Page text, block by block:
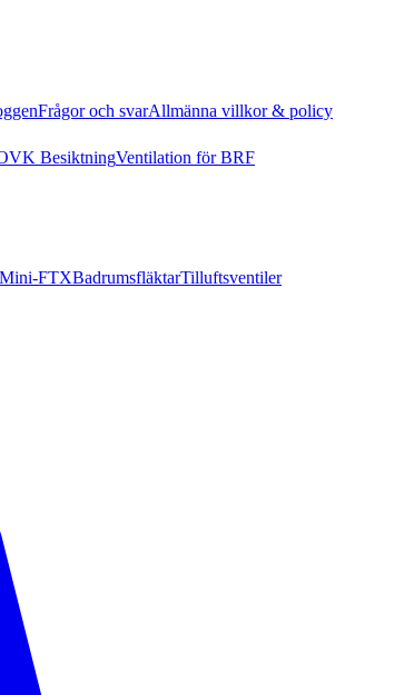
Frågor och svarAllmänna villkor & policy
BesiktningVentilation för BRF
Mini-FTXBadrumsfläktarTilluftsventiler